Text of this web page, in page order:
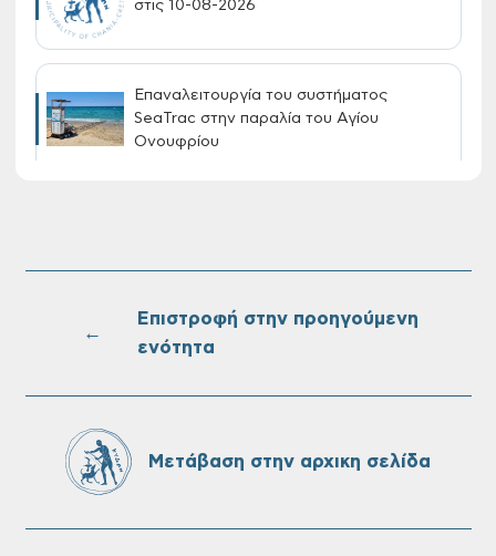
στις 10-08-2026
Επαναλειτουργία του συστήματος
SeaTrac στην παραλία του Αγίου
Ονουφρίου
πίνακες της προκήρυξης ΣΟΧ 3/2026 του
πρόσληψη προσωπικού με σχέση
σχολικών μονάδων
←
Επιστροφή στην προηγούμενη
ενότητα
Μετάβαση στην αρχικη σελίδα